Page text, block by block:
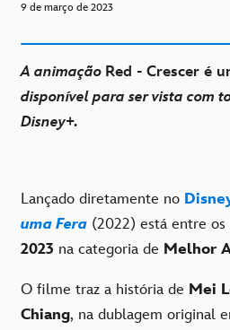
9 de março de 2023
A animação Red - Crescer é
disponível para ser vista com
Disney+.
Lançado diretamente no
uma Fera (2022) está entre os
2023 na categoria de Melhor
O filme traz a história de Mei
Chiang, na dublagem original